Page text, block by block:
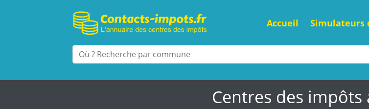
Accueil Simulateurs
Centres des impôts